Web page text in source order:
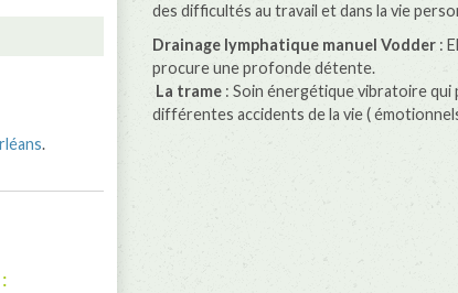
.
des difficultés au travail et dans la vie
Drainage lymphatique manuel Vodder :
procure une profonde détente.
La trame : Soin énergétique vibratoire qui
différentes accidents de la vie (